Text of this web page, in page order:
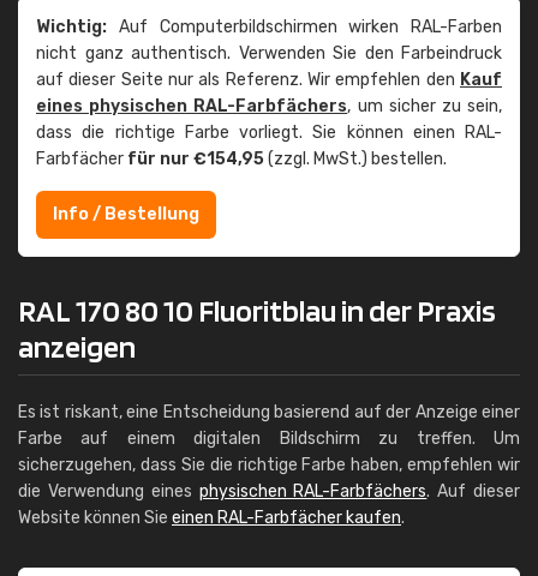
Wichtig: Auf Computerbildschirmen wirken RAL-Farben
nicht ganz authentisch. Verwenden Sie den Farbeindruck
auf dieser Seite nur als Referenz. Wir empfehlen den Kauf
eines physischen RAL-Farbfächers, um sicher zu sein,
dass die richtige Farbe vorliegt. Sie können einen RAL-
Farbfächer für nur €154,95(zzgl. MwSt.) bestellen.
Info / Bestellung
RAL 170 80 10 Fluoritblau in der Praxis
anzeigen
Es ist riskant, eine Entscheidung basierend auf der Anzeige einer
Farbe auf einem digitalen Bildschirm zu treffen. Um
sicherzugehen, dass Sie die richtige Farbe haben, empfehlen wir
die Verwendung eines physischen RAL-Farbfächers. Auf dieser
Website können Sie einen RAL-Farbfächer kaufen.